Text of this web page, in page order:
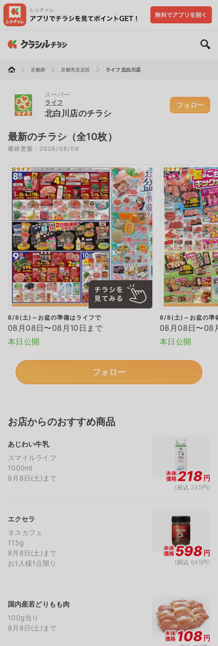
京都府 京都市左京区 ライフ 北白川店
スーパー
ライフ
北白川店のチラシ
フォロー
最新のチラシ（全10枚）
最終更新：2026/08/08
8/8(土)～お盆の準備はライフで
08月08日〜08月10日まで
本日公開
8/8(土)～お盆の準
08月08日〜08
本日公開
フォロー
お店からのおすすめ商品
あじわい牛乳
スマイルライフ
1000ml
8月8日(土)まで
本体
価格218円
(税込 235円)
エクセラ
ネスカフェ
115g
8月8日(土)まで
お1人様1点限り
本体
価格598円
(税込 645円)
国内産若どりもも肉
100g当り
8月8日(土)まで
本体
価格108円